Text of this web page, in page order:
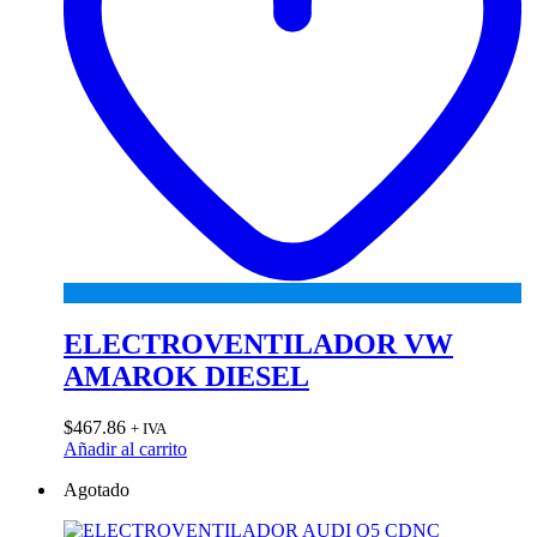
ELECTROVENTILADOR VW
AMAROK DIESEL
$467.86 + IVA
Añadir al carrito
Agotado